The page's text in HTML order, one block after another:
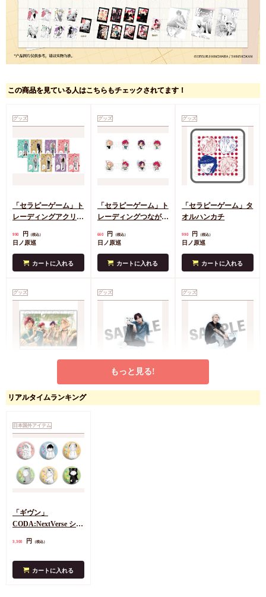
この商品を見ている人はこちらもチェックされてます！
グッズ
「セラピーゲーム」ト
レーディングアクリル
全８種）
990 円 （税込）
日ノ原巡
カートに入れる
グッズ
「セラピーゲーム」ト
レーディングつながる
ンダム・全８種）
660 円 （税込）
日ノ原巡
カートに入れる
グッズ
「セラピーゲーム」タ
オルハンカチ
990 円 （税込）
日ノ原巡
カートに入れる
グッズ
念展ポストカード 日
ノ原巡「シークレット
ム」
円
グッズ
アクリルスタンド 生
円
グッズ
アクリルスタンド 三
円
もっと見る!
リアルタイムランキング
日本国外アイテム
「ギヴン」
CODA:NextVerse シリ
（BOX）（全6種）
3,300 円 （税込）
カートに入れる